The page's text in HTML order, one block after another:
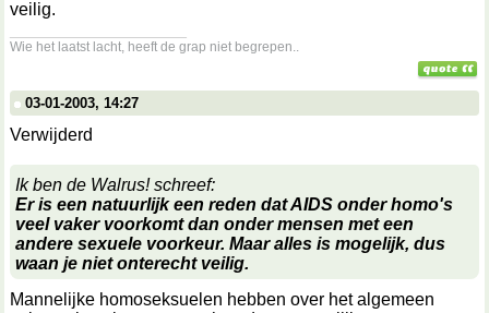
veilig.
Wie het laatst lacht, heeft de grap niet begrepen..
03-01-2003, 14:27
Verwijderd
Ik ben de Walrus! schreef:
Er is een natuurlijk een reden dat AIDS onder homo's
veel vaker voorkomt dan onder mensen met een
andere sexuele voorkeur. Maar alles is mogelijk, dus
waan je niet onterecht veilig.
Mannelijke homoseksuelen hebben over het algemeen